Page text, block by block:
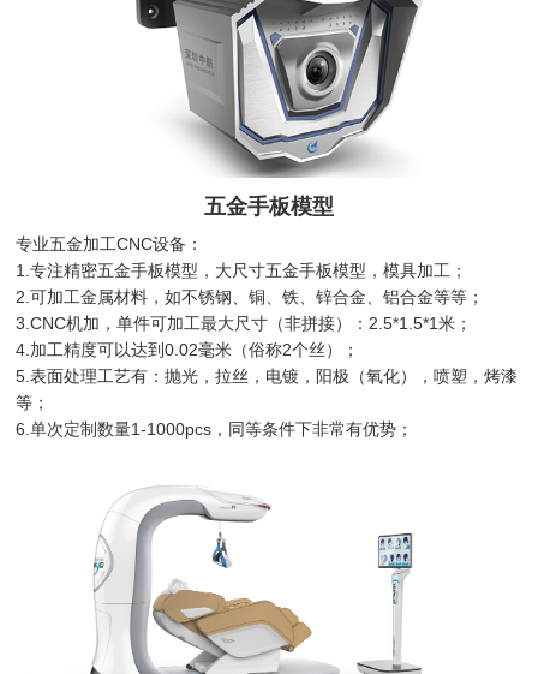
五金手板模型
专业五金加工CNC设备：
1.专注精密五金手板模型，大尺寸五金手板模型，模具加工；
2.可加工金属材料，如不锈钢、铜、铁、锌合金、铝合金等等；
3.CNC机加，单件可加工最大尺寸（非拼接）：2.5*1.5*1米；
4.加工精度可以达到0.02毫米（俗称2个丝）；
5.表面处理工艺有：抛光，拉丝，电镀，阳极（氧化），喷塑，烤漆
等；
6.单次定制数量1-1000pcs，同等条件下非常有优势；